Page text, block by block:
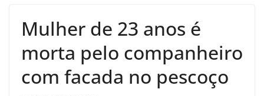
Mulher de 23 anos é
morta pelo companheiro
com facada no pescoço